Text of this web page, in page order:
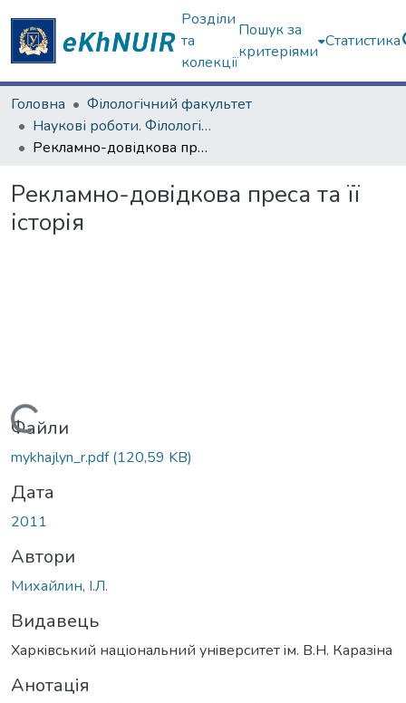
Розділи
та
колекції
Пошук за
критеріями
Статистика
Головна
Філологічний факультет
Наукові роботи. Філологічний факультет
Рекламно-довідкова преса та її історія
Рекламно-довідкова преса та її
історія
Вантажиться...
Файли
mykhajlyn_r.pdf(120,59 KB)
Дата
2011
Автори
Михайлин, І.Л.
Видавець
Харкiвський нацiональний унiверситет iм. В.Н. Каразiна
Анотація